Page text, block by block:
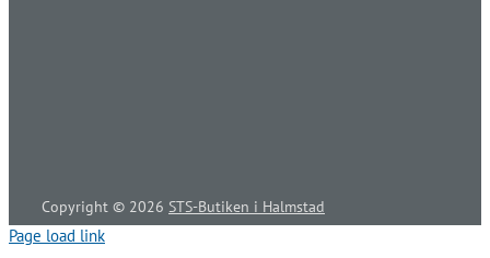
Copyright © 2026 STS-Butiken i Halmstad
Page load link